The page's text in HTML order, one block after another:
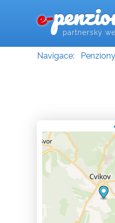
e- partnerský
Navigace: Penziony